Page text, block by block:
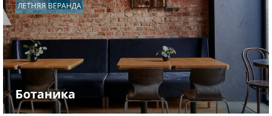
ЛЕТНЯЯ ВЕРАНДА
Ботаника